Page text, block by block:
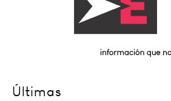
Últimas